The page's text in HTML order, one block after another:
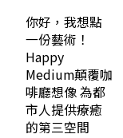
你好，我想點
一份藝術！
Happy
Medium顛覆咖
啡廳想像 為都
市人提供療癒
的第三空間